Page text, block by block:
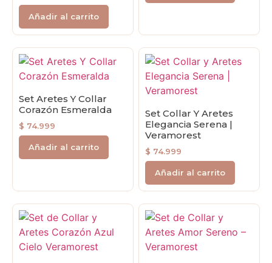
Añadir al carrito
Set Aretes Y Collar
Corazón Esmeralda
$ 74.999
Añadir al carrito
Set Collar Y Aretes
Elegancia Serena |
Veramorest
$ 74.999
Añadir al carrito